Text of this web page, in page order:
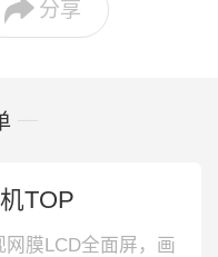
 分享
TOP
膜LCD全面屏，画